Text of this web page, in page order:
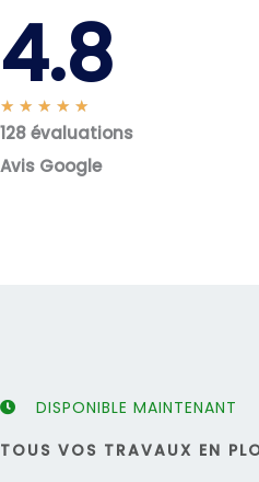
4.8
★ ★ ★ ★ ★
o
t
128 évaluations
Avis Google
DISPONIBLE MAINTENANT
TOUS VOS TRAVAUX EN